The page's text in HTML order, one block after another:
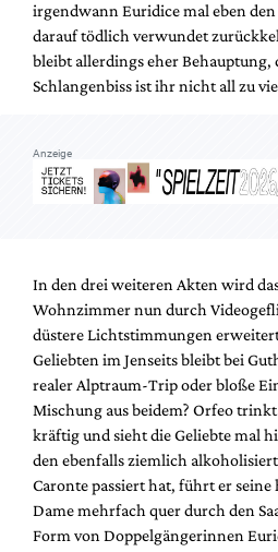
irgendwann Euridice mal eben
darauf tödlich verwundet
bleibt allerdings eher
Schlangenbiss ist ihr nicht all zu
Anzeige
In den drei weiteren Akten wird
Wohnzimmer nun durch
düstere Lichtstimmungen
Geliebten im Jenseits bleibt bei
realer Alptraum-Trip oder bloße
Mischung aus beidem? Orfeo
kräftig und sieht die Geliebte mal
den ebenfalls ziemlich
Caronte passiert hat, führt er
Dame mehrfach quer durch den
Form von Doppelgängerinnen